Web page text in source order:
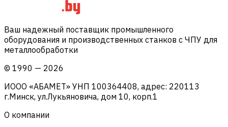
Ваш надежный поставщик промышленного
оборудования и производственных станков с ЧПУ для
металлообработки
© 1990 — 2026
ИООО «АБАМЕТ» УНП 100364408, адрес: 220113
г.Минск, ул.Лукьяновича, дом 10, корп.1
О компании